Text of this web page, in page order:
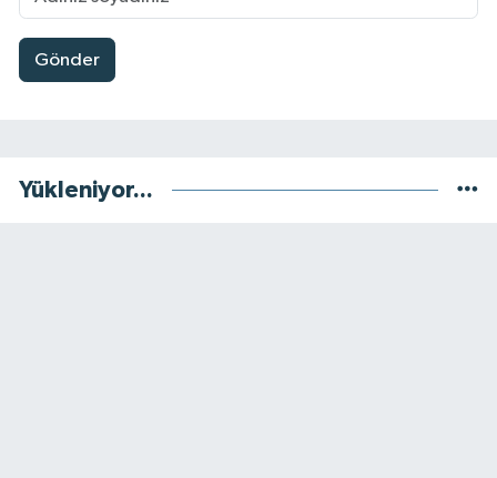
Gönder
Yükleniyor...